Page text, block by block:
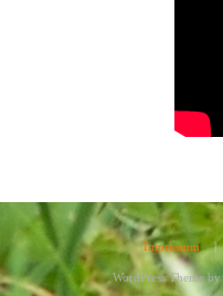
Impressum |
WordPress Theme by